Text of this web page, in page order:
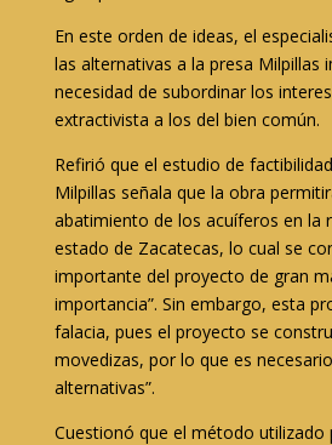
En este orden de ideas, el
las alternativas a la presa Milpillas
necesidad de subordinar los
extractivista a los del bien común.
Refirió que el estudio de
Milpillas señala que la obra
abatimiento de los acuíferos en la
estado de Zacatecas, lo cual se
importante del proyecto de gran
importancia”. Sin embargo, esta
falacia, pues el proyecto se
movedizas, por lo que es
alternativas”.
Cuestionó que el método utilizado